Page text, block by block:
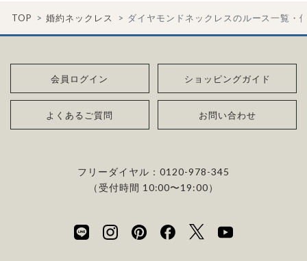
も納得するあなただけの一石を探し婚約指輪・婚約ネックレス
・鑑定書が付属
婚約指輪用のすべてのダイヤモンドに、国内外の信頼性の高い
鑑定機関が発行した鑑定書が付き、品質が保証されます。
一般的にブライダルで使われる品質以上のもののみを厳選して
使用しています。輝きの違いをお楽しみください。
わたしたちのダイヤモンドについて
ダイヤモンドの品質に正解はありません。すべてにおいて最高
級の水準を求める方もいらっしゃれば、予算を最大限にいかす
ためにカラットなど特定の品質に重点を置き選びたい方もいら
っしゃいます。ブランドや店舗で扱っているダイヤモンドの品質
・希望に寄り添う提案を受けられる
を踏まえて最適な提案をしてくれる店舗を選べると、心から納得
できるダイヤモンド選びにつながります。
にも同じ特性を持っており、同等の輝きを放ちます。
詳しくはこちら
海底ダイヤモンドは、環境負荷とスタッフの安全に配慮した採
希少性」が特徴です。
また海底ダイヤモンドには品質鑑定書とは別に、ダイヤモンド
の採取場所が記載された独自の証明書が付属します。
TOP 婚約ネックレス ダイヤモンドネックレスのルース一覧・
会員ログイン ショッピングガイド
よくあるご質問 お問い合わせ
フリーダイヤル：0120-978-345
（受付時間 10:00〜19:00）